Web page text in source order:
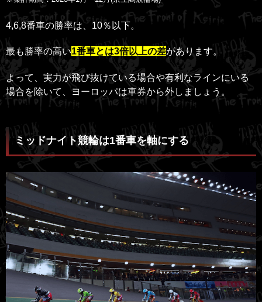
4,6,8番車の勝率は、10％以下。
最も勝率の高い1番車とは3倍以上の差があります。
よって、実力が飛び抜けている場合や有利なラインにいる
場合を除いて、ヨーロッパは車券から外しましょう。
ミッドナイト競輪は1番車を軸にする